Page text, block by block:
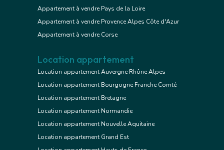
Appartement à vendre Pays de la Loire
Appartement à vendre Provence Alpes Côte d'Azur
Appartement à vendre Corse
Location appartement
Location appartement Auvergne Rhône Alpes
Location appartement Bourgogne Franche Comté
Location appartement Bretagne
Location appartement Normandie
Location appartement Nouvelle Aquitaine
Location appartement Grand Est